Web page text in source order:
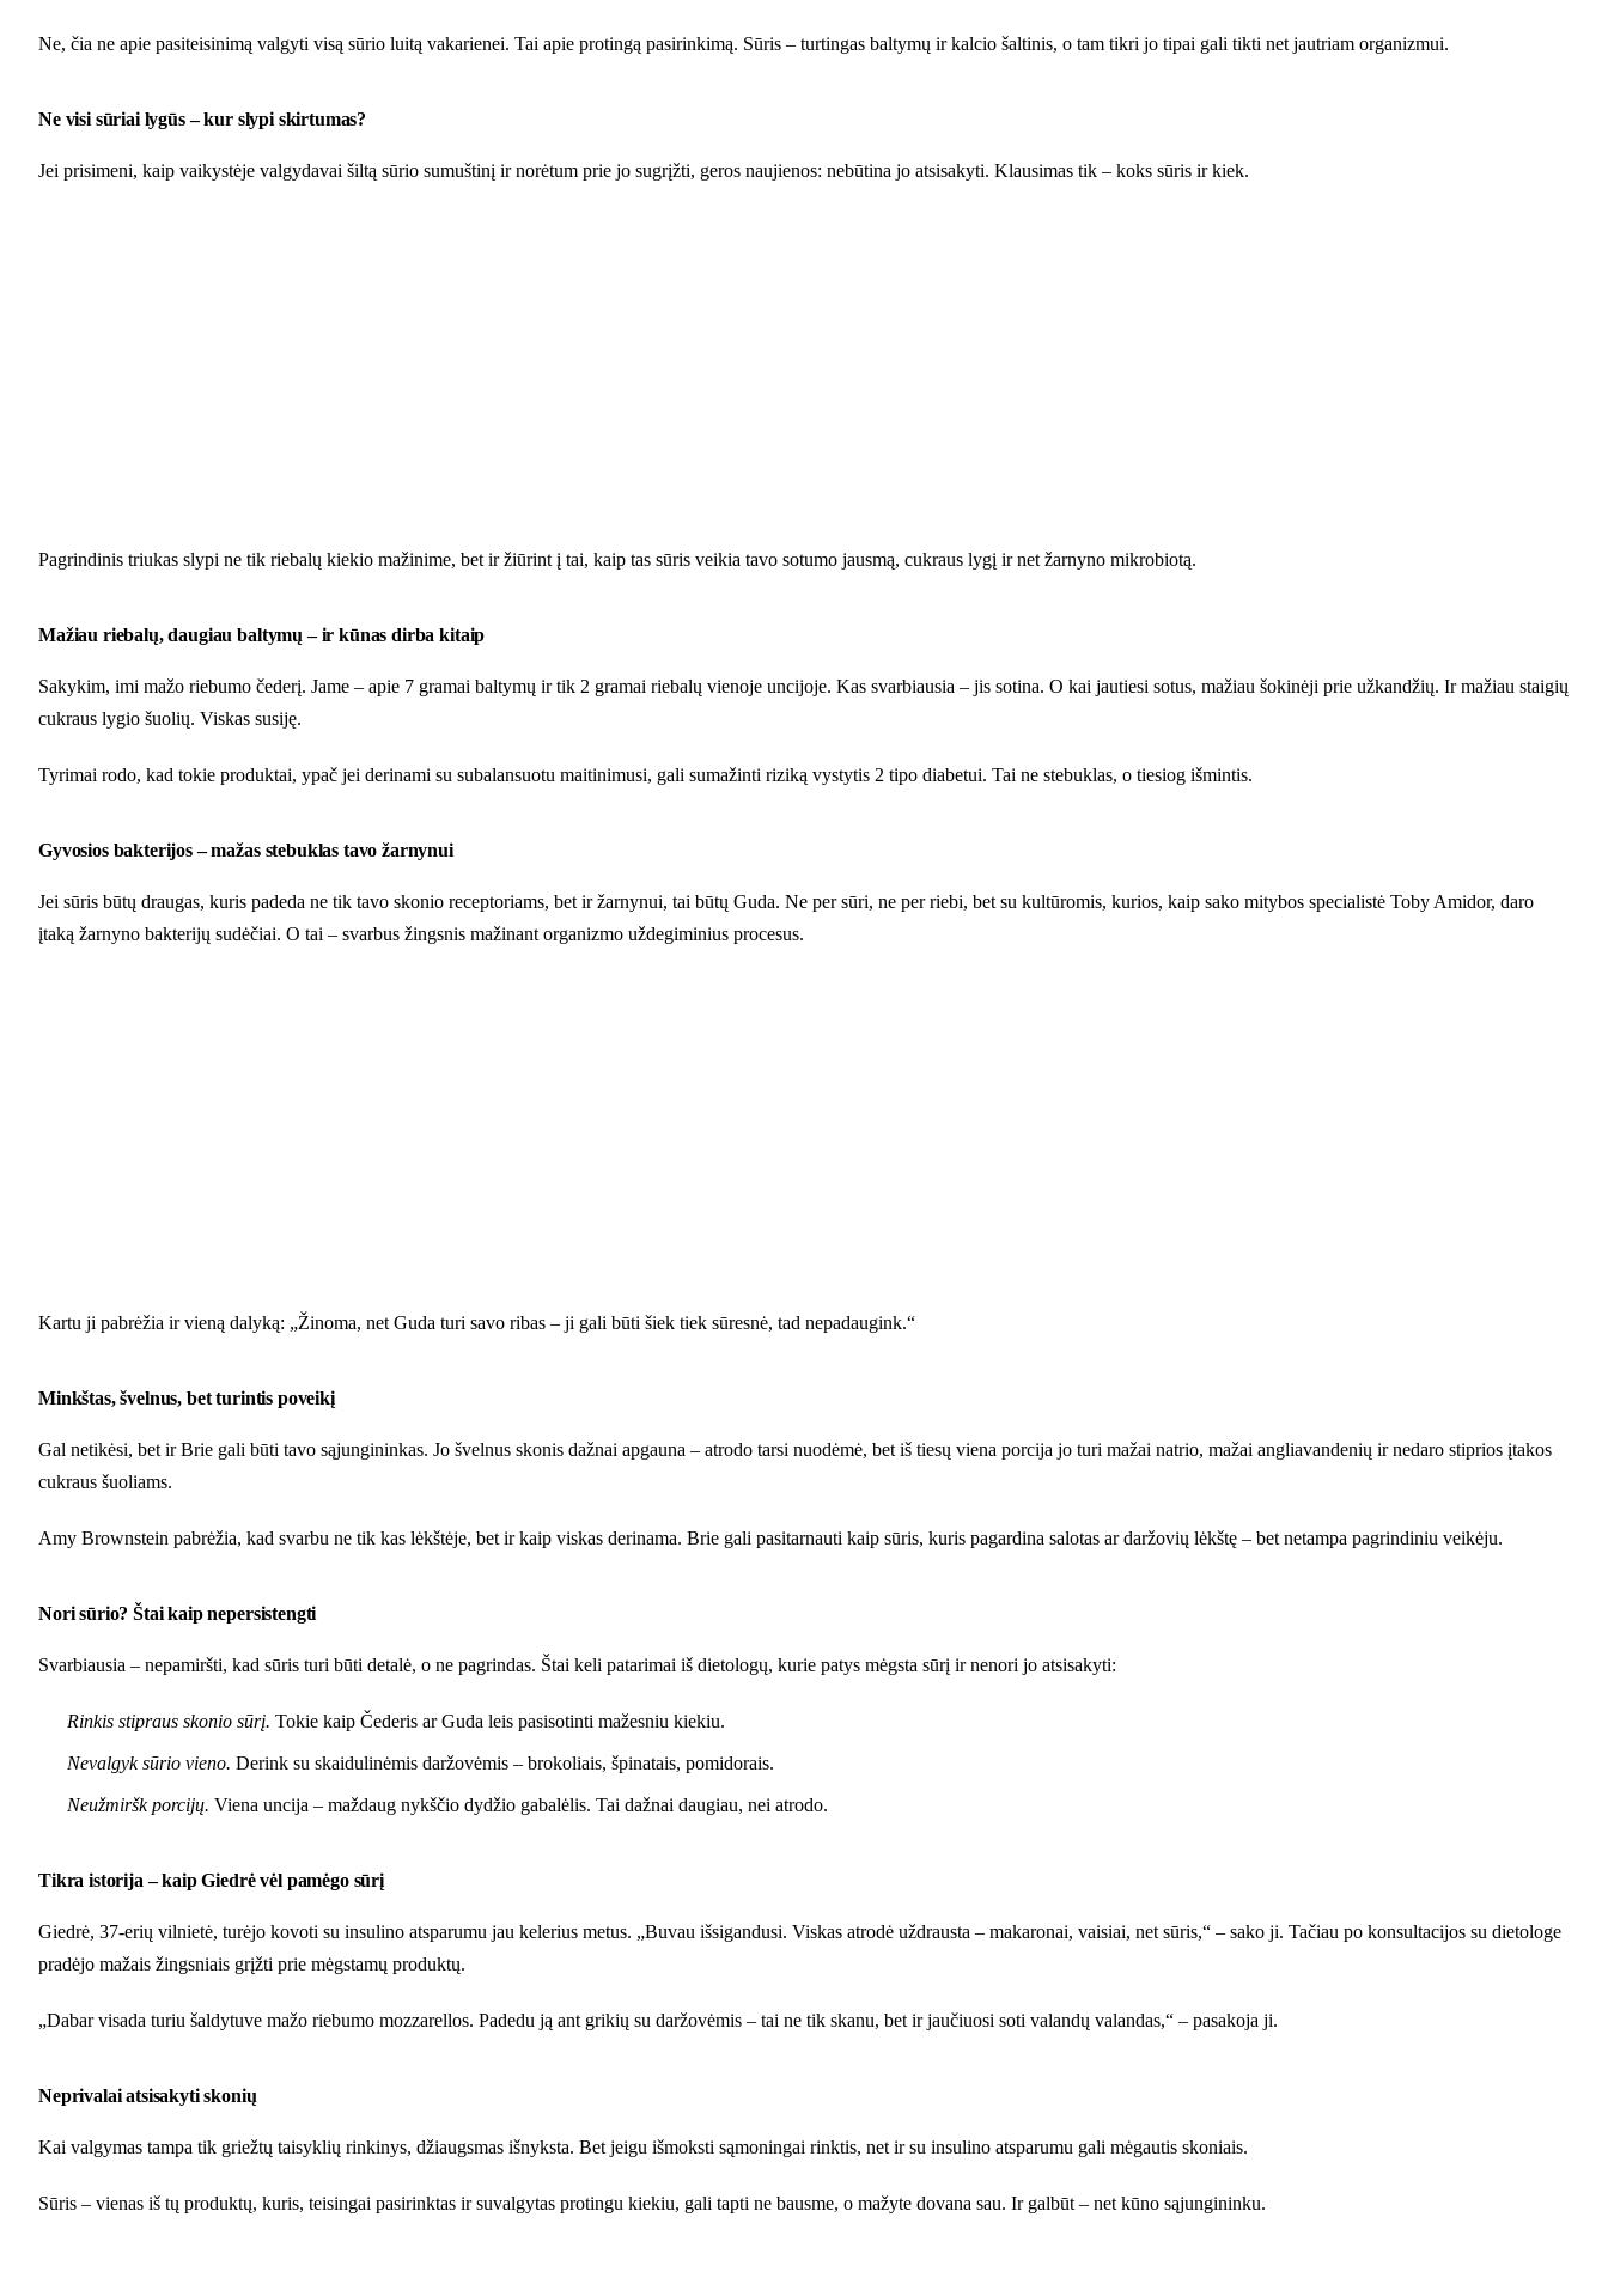
Ne, čia ne apie pasiteisinimą valgyti visą sūrio luitą vakarienei. Tai apie protingą pasirinkimą. Sūris – turtingas baltymų ir kalcio šaltinis, o tam tikri jo tipai gali tikti net jautriam organizmui.
Ne visi sūriai lygūs – kur slypi skirtumas?
Jei prisimeni, kaip vaikystėje valgydavai šiltą sūrio sumuštinį ir norėtum prie jo sugrįžti, geros naujienos: nebūtina jo atsisakyti. Klausimas tik – koks sūris ir kiek.
Pagrindinis triukas slypi ne tik riebalų kiekio mažinime, bet ir žiūrint į tai, kaip tas sūris veikia tavo sotumo jausmą, cukraus lygį ir net žarnyno mikrobiotą.
Mažiau riebalų, daugiau baltymų – ir kūnas dirba kitaip
Sakykim, imi mažo riebumo čederį. Jame – apie 7 gramai baltymų ir tik 2 gramai riebalų vienoje uncijoje. Kas svarbiausia – jis sotina. O kai jautiesi sotus, mažiau šokinėji prie užkandžių. Ir mažiau staigių
cukraus lygio šuolių. Viskas susiję.
Tyrimai rodo, kad tokie produktai, ypač jei derinami su subalansuotu maitinimusi, gali sumažinti riziką vystytis 2 tipo diabetui. Tai ne stebuklas, o tiesiog išmintis.
Gyvosios bakterijos – mažas stebuklas tavo žarnynui
Jei sūris būtų draugas, kuris padeda ne tik tavo skonio receptoriams, bet ir žarnynui, tai būtų Guda. Ne per sūri, ne per riebi, bet su kultūromis, kurios, kaip sako mitybos specialistė Toby Amidor, daro
įtaką žarnyno bakterijų sudėčiai. O tai – svarbus žingsnis mažinant organizmo uždegiminius procesus.
Kartu ji pabrėžia ir vieną dalyką: „Žinoma, net Guda turi savo ribas – ji gali būti šiek tiek sūresnė, tad nepadaugink.“
Minkštas, švelnus, bet turintis poveikį
Gal netikėsi, bet ir Brie gali būti tavo sąjungininkas. Jo švelnus skonis dažnai apgauna – atrodo tarsi nuodėmė, bet iš tiesų viena porcija jo turi mažai natrio, mažai angliavandenių ir nedaro stiprios įtakos
cukraus šuoliams.
Amy Brownstein pabrėžia, kad svarbu ne tik kas lėkštėje, bet ir kaip viskas derinama. Brie gali pasitarnauti kaip sūris, kuris pagardina salotas ar daržovių lėkštę – bet netampa pagrindiniu veikėju.
Nori sūrio? Štai kaip nepersistengti
Svarbiausia – nepamiršti, kad sūris turi būti detalė, o ne pagrindas. Štai keli patarimai iš dietologų, kurie patys mėgsta sūrį ir nenori jo atsisakyti:
Rinkis stipraus skonio sūrį. Tokie kaip Čederis ar Guda leis pasisotinti mažesniu kiekiu.
Nevalgyk sūrio vieno. Derink su skaidulinėmis daržovėmis – brokoliais, špinatais, pomidorais.
Neužmiršk porcijų. Viena uncija – maždaug nykščio dydžio gabalėlis. Tai dažnai daugiau, nei atrodo.
Tikra istorija – kaip Giedrė vėl pamėgo sūrį
Giedrė, 37-erių vilnietė, turėjo kovoti su insulino atsparumu jau kelerius metus. „Buvau išsigandusi. Viskas atrodė uždrausta – makaronai, vaisiai, net sūris,“ – sako ji. Tačiau po konsultacijos su dietologe
pradėjo mažais žingsniais grįžti prie mėgstamų produktų.
„Dabar visada turiu šaldytuve mažo riebumo mozzarellos. Padedu ją ant grikių su daržovėmis – tai ne tik skanu, bet ir jaučiuosi soti valandų valandas,“ – pasakoja ji.
Neprivalai atsisakyti skonių
Kai valgymas tampa tik griežtų taisyklių rinkinys, džiaugsmas išnyksta. Bet jeigu išmoksti sąmoningai rinktis, net ir su insulino atsparumu gali mėgautis skoniais.
Sūris – vienas iš tų produktų, kuris, teisingai pasirinktas ir suvalgytas protingu kiekiu, gali tapti ne bausme, o mažyte dovana sau. Ir galbūt – net kūno sąjungininku.